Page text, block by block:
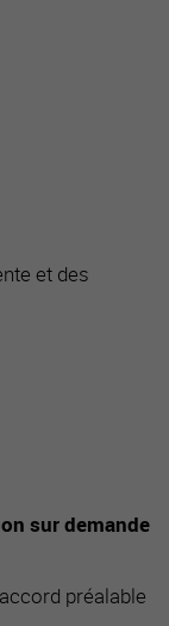
et des
sur demande
préalable